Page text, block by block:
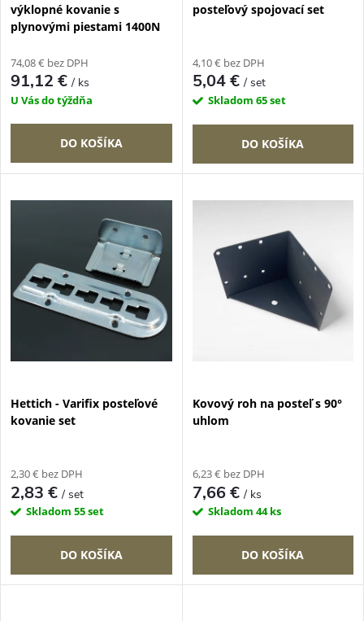
r
o
d
u
k
o
r
o
d
k
o
v
výklopné kovanie s
plynovými piestami 1400N
74,08 € bez DPH
91,12 €/ ks
U Vás do týždňa
DO KOŠÍKA
posteľový spojovací set
4,10 € bez DPH
5,04 €/ set
Skladom 65 set
DO KOŠÍKA
Hettich - Varifix posteľové
kovanie set
2,30 € bez DPH
2,83 €/ set
Skladom 55 set
DO KOŠÍKA
Kovový roh na posteľ s 90°
uhlom
6,23 € bez DPH
7,66 €/ ks
Skladom 44 ks
DO KOŠÍKA